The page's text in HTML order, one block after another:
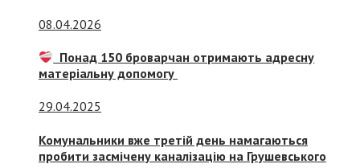
08.04.2026
Понад 150 броварчан отримають адресну
матеріальну допомогу
29.04.2025
Комунальники вже третій день намагаються
пробити засмічену каналізацію на Грушевського